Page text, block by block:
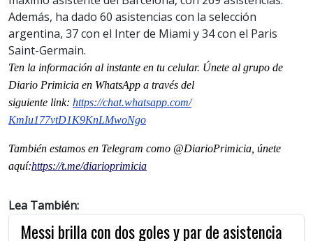
Además, ha dado 60 asistencias con la selección
argentina, 37 con el Inter de Miami y 34 con el Paris
Saint-Germain.
Ten la información al instante en tu celular. Únete al grupo de
Diario Primicia en WhatsApp a través del
siguiente link: https://chat.whatsapp.com/
KmIu177vtD1K9KnLMwoNgo
También estamos en Telegram como @DiarioPrimicia, únete
aquí:https://t.me/diarioprimicia
Lea También:
Messi brilla con dos goles y par de asistencia